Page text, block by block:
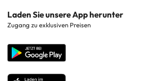
Costa Blanca
Hotels in beliebten Regionen
Alle Hotels
Kontaktieren Sie uns
Unternehmenswebsite
Laden Sie unsere App herunter
Zugang zu exklusiven Preisen